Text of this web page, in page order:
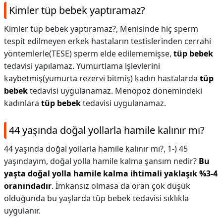
Kimler tüp bebek yaptıramaz?
Kimler tüp bebek yaptıramaz?, Menisinde hiç sperm
tespit edilmeyen erkek hastaların testislerinden cerrahi
yöntemlerle(TESE) sperm elde edilememişse, tüp bebek
tedavisi yapılamaz. Yumurtlama işlevlerini
kaybetmiş(yumurta rezervi bitmiş) kadın hastalarda tüp
bebektedavisi uygulanamaz. Menopoz dönemindeki
kadınlara tüp bebektedavisi uygulanamaz.
44 yaşında doğal yollarla hamile kalınır mı?
44 yaşında doğal yollarla hamile kalınır mı?, 1-) 45
yaşındayım, doğal yolla hamile kalma şansım nedir? Bu
yaşta doğal yolla hamile kalma ihtimali yaklaşık %3-4
oranındadır. İmkansız olmasa da oran çok düşük
olduğunda bu yaşlarda tüp bebek tedavisi sıklıkla
uygulanır.